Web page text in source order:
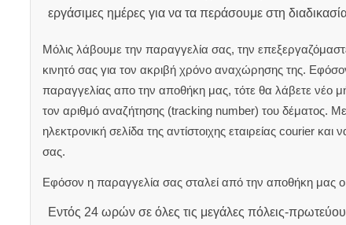
εργάσιμες ημέρες για να τα περάσουμε στη
Μόλις λάβουμε την παραγγελία σας, την
κινητό σας για τον ακριβή χρόνο αναχώρησης της.
παραγγελίας απο την αποθήκη μας, τότε θα λάβετε νέο
τον αριθμό αναζήτησης (tracking number) του δέματος.
ηλεκτρονική σελίδα της αντίστοιχης εταιρείας courier
σας.
Εφόσον η παραγγελία σας σταλεί από την αποθήκη μας
Εντός 24 ωρών σε όλες τις μεγάλες πόλεις-